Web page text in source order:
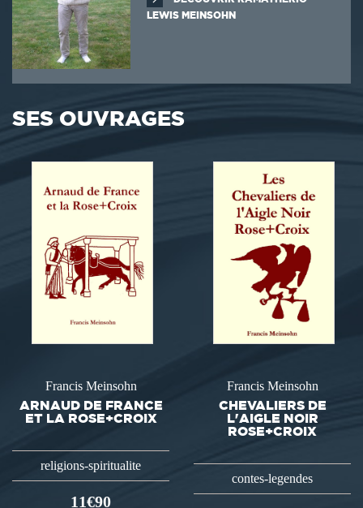
LEWIS MEINSOHN
SES OUVRAGES
Francis Meinsohn
ARNAUD DE FRANCE
ET LA ROSE+CROIX
religions-spiritualite
11€90
Francis Meinsohn
CHEVALIERS DE
L'AIGLE NOIR
ROSE+CROIX
contes-legendes